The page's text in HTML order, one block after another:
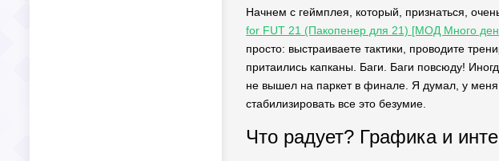
Начнем с геймплея, который, признаться,
for FUT 21 (Пакопенер для 21) [МОД Много
просто: выстраиваете тактики, проводите
притаились капканы. Баги. Баги повсюду!
не вышел на паркет в финале. Я думал, у меня
стабилизировать все это безумие.
Что радует? Графика и